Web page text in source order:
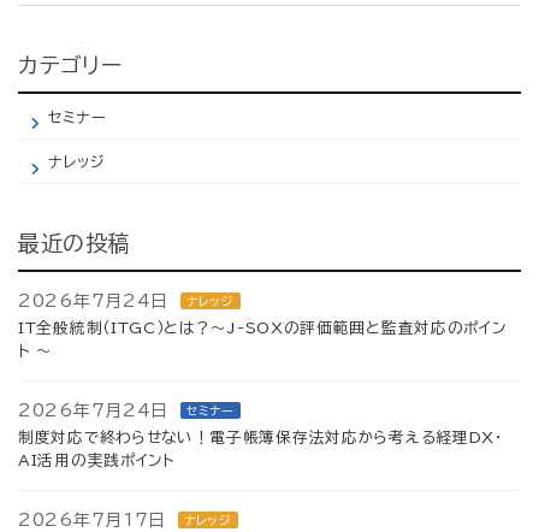
カテゴリー
セミナー
ナレッジ
最近の投稿
2026年7月24日 ナレッジ
IT全般統制（ITGC）とは？～J-SOXの評価範囲と監査対応のポイン
ト ～
2026年7月24日 セミナー
制度対応で終わらせない！電子帳簿保存法対応から考える経理DX・
AI活用の実践ポイント
2026年7月17日 ナレッジ